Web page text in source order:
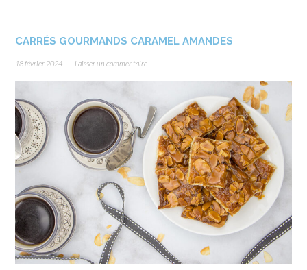
CARRÉS GOURMANDS CARAMEL AMANDES
18 février 2024 Laisser un commentaire